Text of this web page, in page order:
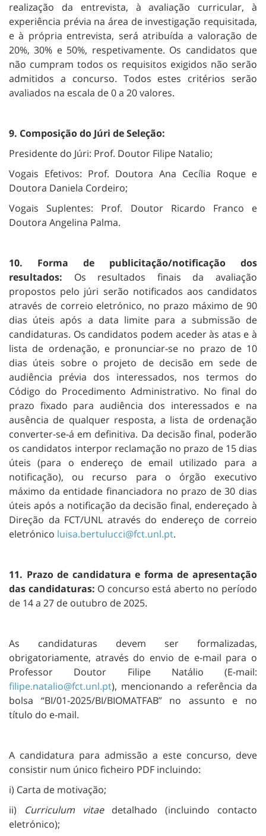
realização da entrevista, à avaliação curricular, à
experiência prévia na área de investigação requisitada,
e à própria entrevista, será atribuída a valoração de
20%, 30% e 50%, respetivamente. Os candidatos que
não cumpram todos os requisitos exigidos não serão
admitidos a concurso. Todos estes critérios serão
avaliados na escala de 0 a 20 valores.
9. Composição do Júri de Seleção:
Presidente do Júri: Prof. Doutor Filipe Natalio;
Vogais Efetivos: Prof. Doutora Ana Cecília Roque e
Doutora Daniela Cordeiro;
Vogais Suplentes: Prof. Doutor Ricardo Franco e
Doutora Angelina Palma.
10. Forma de publicitação/notificação dos
resultados: Os resultados finais da avaliação
propostos pelo júri serão notificados aos candidatos
através de correio eletrónico, no prazo máximo de 90
dias úteis após a data limite para a submissão de
candidaturas. Os candidatos podem aceder às atas e à
lista de ordenação, e pronunciar-se no prazo de 10
dias úteis sobre o projeto de decisão em sede de
audiência prévia dos interessados, nos termos do
Código do Procedimento Administrativo. No final do
prazo fixado para audiência dos interessados e na
ausência de qualquer resposta, a lista de ordenação
converter-se-á em definitiva. Da decisão final, poderão
os candidatos interpor reclamação no prazo de 15 dias
úteis (para o endereço de email utilizado para a
notificação), ou recurso para o órgão executivo
máximo da entidade financiadora no prazo de 30 dias
úteis após a notificação da decisão final, endereçado à
Direção da FCT/UNL através do endereço de correio
eletrónico luisa.bertulucci@fct.unl.pt.
11. Prazo de candidatura e forma de apresentação
das candidaturas: O concurso está aberto no período
de 14 a 27 de outubro de 2025.
As candidaturas devem ser formalizadas,
obrigatoriamente, através do envio de e-mail para o
Professor Doutor Filipe Natálio (E-mail:
filipe.natalio@fct.unl.pt), mencionando a referência da
bolsa “BI/01-2025/BI/BIOMATFAB” no assunto e no
título do e-mail.
A candidatura para admissão a este concurso, deve
consistir num único ficheiro PDF incluindo:
i) Carta de motivação;
ii) Curriculum vitaedetalhado (incluindo contacto
eletrónico);